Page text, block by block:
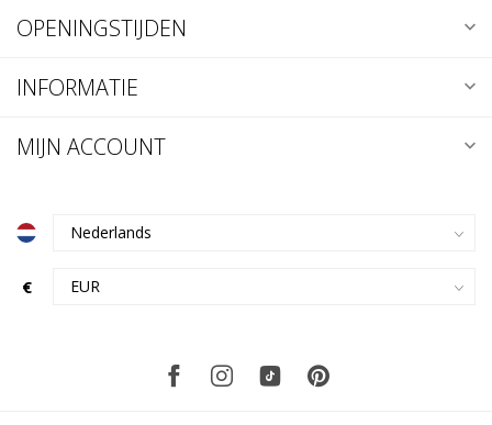
OPENINGSTIJDEN
INFORMATIE
MIJN ACCOUNT
€